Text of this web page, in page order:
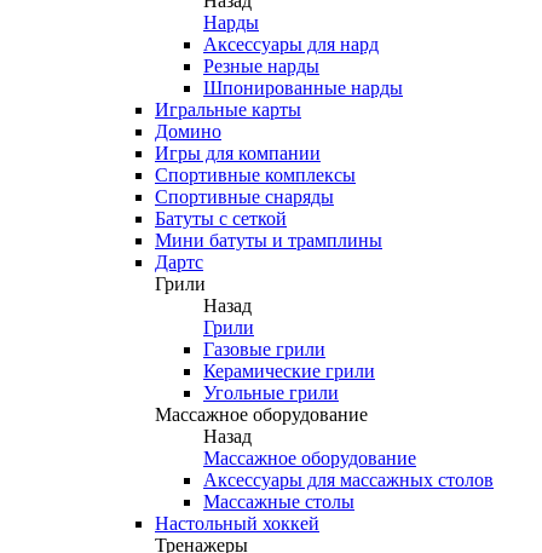
Нарды
Аксессуары для нард
Резные нарды
Шпонированные нарды
Игральные карты
Домино
Игры для компании
Спортивные комплексы
Спортивные снаряды
Батуты с сеткой
Мини батуты и трамплины
Дартс
Грили
Назад
Грили
Газовые грили
Керамические грили
Угольные грили
Массажное оборудование
Назад
Массажное оборудование
Аксессуары для массажных столов
Массажные столы
Настольный хоккей
Тренажеры